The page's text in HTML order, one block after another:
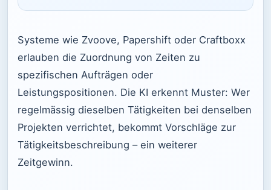
Systeme wie Zvoove, Papershift oder Craftboxx
erlauben die Zuordnung von Zeiten zu
spezifischen Aufträgen oder
Leistungspositionen. Die KI erkennt Muster: Wer
regelmässig dieselben Tätigkeiten bei denselben
Projekten verrichtet, bekommt Vorschläge zur
Tätigkeitsbeschreibung – ein weiterer
Zeitgewinn.